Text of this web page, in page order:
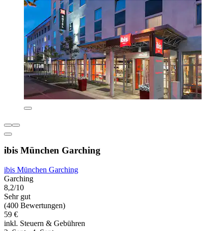
ibis München Garching
ibis München Garching
Garching
8,2/10
Sehr gut
(400 Bewertungen)
59 €
inkl. Steuern & Gebühren